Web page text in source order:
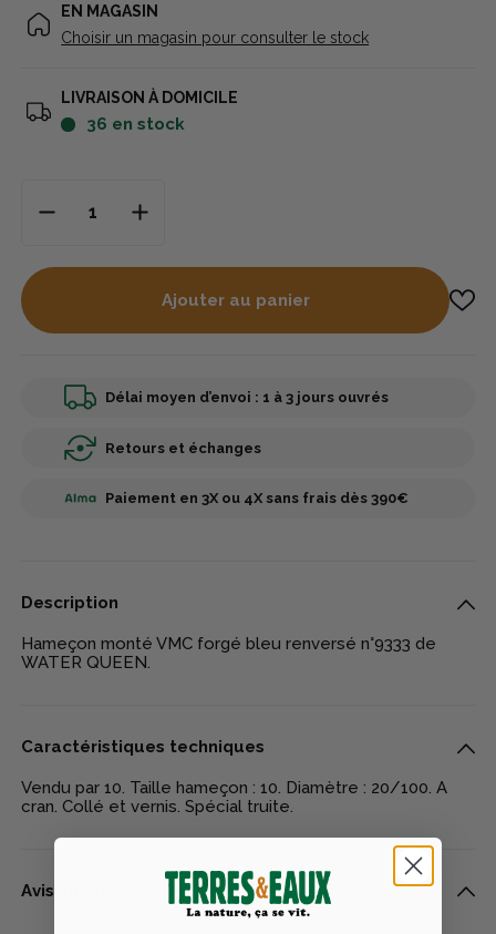
EN MAGASIN
Choisir un magasin pour consulter le stock
LIVRAISON À DOMICILE
36 en stock
Ajouter au panier
Délai moyen d’envoi : 1 à 3 jours ouvrés
Retours et échanges
Paiement en 3X ou 4X sans frais dès 390€
Description
Hameçon monté VMC forgé bleu renversé n°9333 de
WATER QUEEN.
Caractéristiques techniques
Vendu par 10. Taille hameçon : 10. Diamètre : 20/100. A
cran. Collé et vernis. Spécial truite.
Avis clients